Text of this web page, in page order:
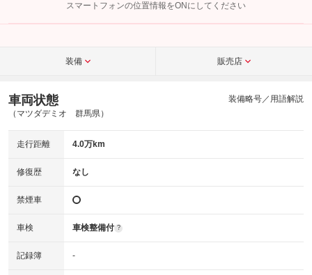
こちら
スマートフォンの位置情報をONにしてください
装備 販売店
車両状態
（マツダデミオ 群馬県）
装備略号／用語解説
走行距離 4.0万km
修復歴 なし
禁煙車
車検 車検整備付 ?
記録簿 -